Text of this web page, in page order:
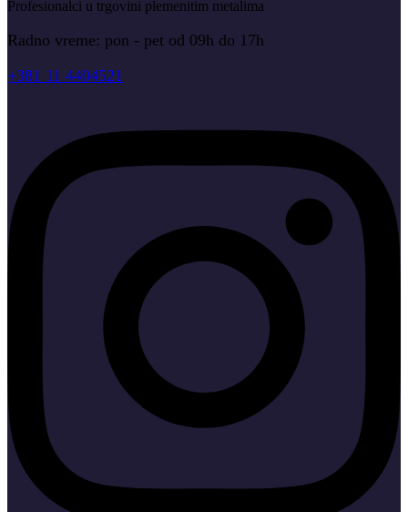
Profesionalci u trgovini plemenitim metalima
Radno vreme: pon - pet od 09h do 17h
+381 11 4404521